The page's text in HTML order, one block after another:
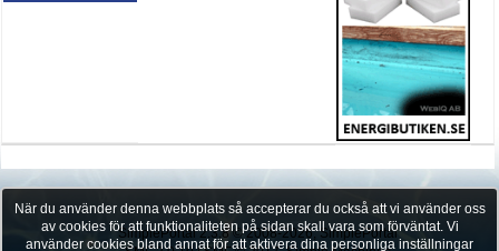
SimplePortal 2.3.8 © 2008-2026, SimplePortal
När du använder denna webbplats så accepterar du också att vi använder oss
av cookies för att funktionaliteten på sidan skall vara som förväntat. Vi
använder cookies bland annat för att aktivera dina personliga inställningar